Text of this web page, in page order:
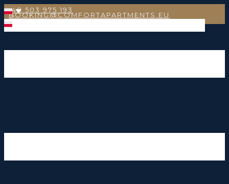
+48 503 975 193
BOOKING@COMFORTAPARTMENTS.EU